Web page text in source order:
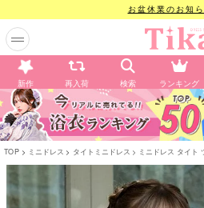
お盆休業のお知
新作 再入荷 検索 ランキング
TOP ミニドレス タイトミニドレス ミニドレス タイト